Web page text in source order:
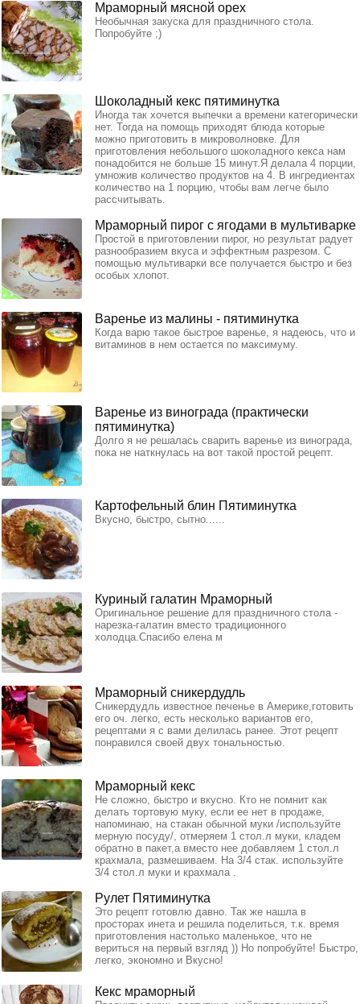
Мраморный мясной орех
Необычная закуска для праздничного стола.
Попробуйте ;)
Шоколадный кекс пятиминутка
Иногда так хочется выпечки а времени категорически
нет. Тогда на помощь приходят блюда которые
можно приготовить в микроволновке. Для
приготовления небольшого шоколадного кекса нам
понадобится не больше 15 минут.Я делала 4 порции,
умножив количество продуктов на 4. В ингредиентах
количество на 1 порцию, чтобы вам легче было
рассчитывать.
Мраморный пирог с ягодами в мультиварке
Простой в приготовлении пирог, но результат радует
разнообразием вкуса и эффектным разрезом. С
помощью мультиварки все получается быстро и без
особых хлопот.
Варенье из малины - пятиминутка
Когда варю такое быстрое варенье, я надеюсь, что и
витаминов в нем остается по максимуму.
Варенье из винограда (практически
пятиминутка)
Долго я не решалась сварить варенье из винограда,
пока не наткнулась на вот такой простой рецепт.
Картофельный блин Пятиминутка
Вкусно, быстро, сытно......
Куриный галатин Мраморный
Оригинальное решение для праздничного стола -
нарезка-галатин вместо традиционного
холодца.Спасибо елена м
Мраморный сникердудль
Сникердудль известное печенье в Америке,готовить
его оч. легко, есть несколько вариантов его,
рецептами я с вами делилась ранее. Этот рецепт
понравился своей двух тональностью.
Мраморный кекс
Не сложно, быстро и вкусно. Кто не помнит как
делать тортовую муку, если ее нет в продаже,
напоминаю, на стакан обычной муки /используйте
мерную посуду/, отмеряем 1 стол.л муки, кладем
обратно в пакет,а вместо нее добавляем 1 стол.л
крахмала, размешиваем. На 3/4 стак. используйте
3/4 стол.л муки и крахмала .
Рулет Пятиминутка
Это рецепт готовлю давно. Так же нашла в
просторах инета и решила поделиться, т.к. время
приготовления настолько маленькое, что не
вериться на первый взгляд )) Но попробуйте! Быстро,
легко, экономно и Вкусно!
Кекс мраморный